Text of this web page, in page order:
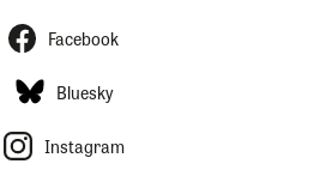
Facebook
Bluesky
Instagram